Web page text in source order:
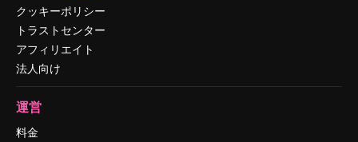
クッキーポリシー
トラストセンター
アフィリエイト
法人向け
運営
料金